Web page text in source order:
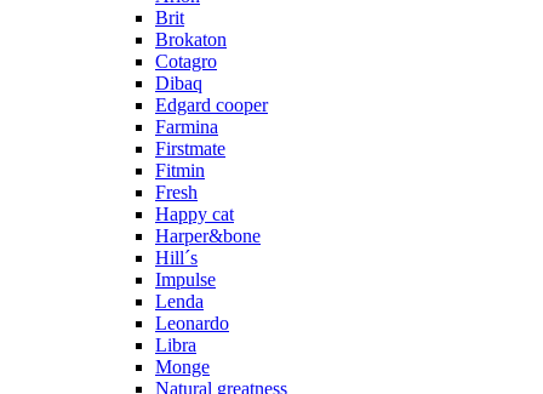
Brit
Brokaton
Cotagro
Dibaq
Edgard cooper
Farmina
Firstmate
Fitmin
Fresh
Happy cat
Harper&bone
Hill´s
Impulse
Lenda
Leonardo
Libra
Monge
Natural greatness